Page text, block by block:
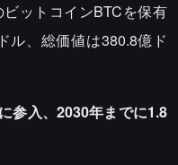
ットコインBTCを保有
ル、総価値は380.8億ド
参入、2030年までに1.8